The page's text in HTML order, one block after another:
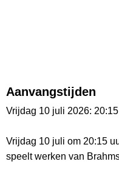
Aanvangstijden
Vrijdag 10 juli 2026:
Vrijdag 10 juli om 20:15
speelt werken van